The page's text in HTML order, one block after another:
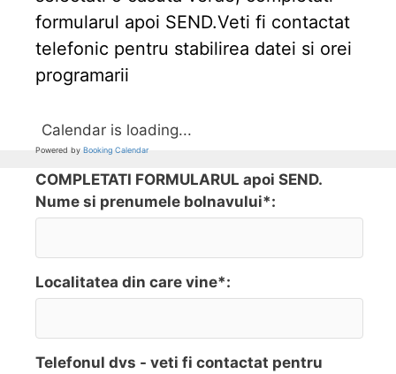
formularul apoi SEND.Veti fi contactat
telefonic pentru stabilirea datei si orei
programarii
Calendar is loading...
Powered by Booking Calendar
COMPLETATI FORMULARUL apoi SEND.
Nume si prenumele bolnavului*:
Localitatea din care vine*:
Telefonul dvs - veti fi contactat pentru